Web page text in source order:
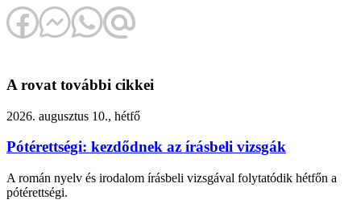
A rovat további cikkei
2026. augusztus 10., hétfő
Pótérettségi: kezdődnek az írásbeli vizsgák
A román nyelv és irodalom írásbeli vizsgával folytatódik hétfőn a
pótérettségi.